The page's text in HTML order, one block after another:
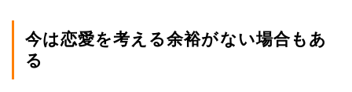
今は恋愛を考える余裕がない場合もあ
る